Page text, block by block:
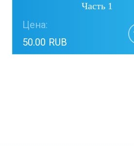
Часть 1
Цена:
50.00 RUB